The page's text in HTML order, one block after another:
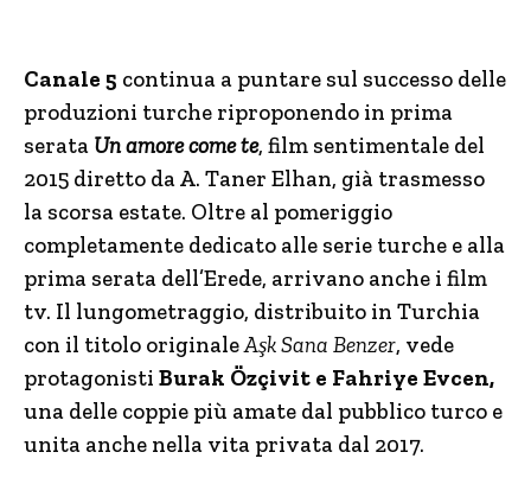
Canale 5 continua a puntare sul successo delle
produzioni turche riproponendo in prima
serata Un amore come te, film sentimentale del
2015 diretto da A. Taner Elhan, già trasmesso
la scorsa estate. Oltre al pomeriggio
completamente dedicato alle serie turche e alla
prima serata dell’Erede, arrivano anche i film
tv. Il lungometraggio, distribuito in Turchia
con il titolo originaleAşk Sana Benzer, vede
protagonisti Burak Özçivit e Fahriye Evcen,
una delle coppie più amate dal pubblico turco e
unita anche nella vita privata dal 2017.